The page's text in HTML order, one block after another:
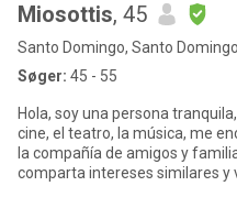
Miosottis, 45
Santo Domingo, Santo
Søger: 45 - 55
Hola, soy una persona
cine, el teatro, la música, me
la compañía de amigos y familiares. Buscando a
comparta intereses similares y